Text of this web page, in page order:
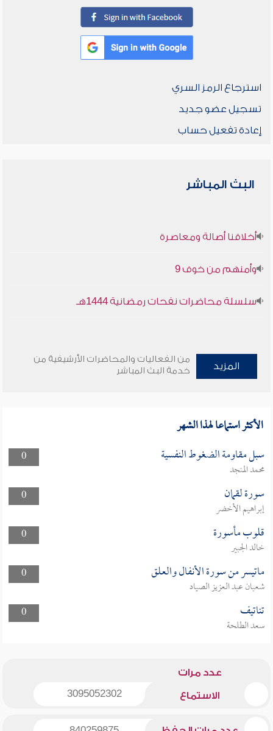
استرجاع الرمز السري
تسجيل عضو جديد
إعادة تفعيل حساب
البث المباشر
أخلاقنا أصالة ومعاصرة
وأمنهم من خوف 9
سلسلة محاضرات نفحات رمضانية 1444هـ
المزيد
من الفعاليات والمحاضرات الأرشيفية من
خدمة البث المباشر
الأكثر استماعا لهذا الشهر
0 سبل مقاومة الضغوط النفسية
محمد المنجد
0
سورة لقمان
إبراهيم الأخضر
0
قلوب مأسورة
خالد الجبير
0
ماتيسر من سورة الأنفال والعلق
شعبان عبد العزيز الصياد
0
تناتيف
سعد الطلحة
عدد مرات
الاستماع 3095052302